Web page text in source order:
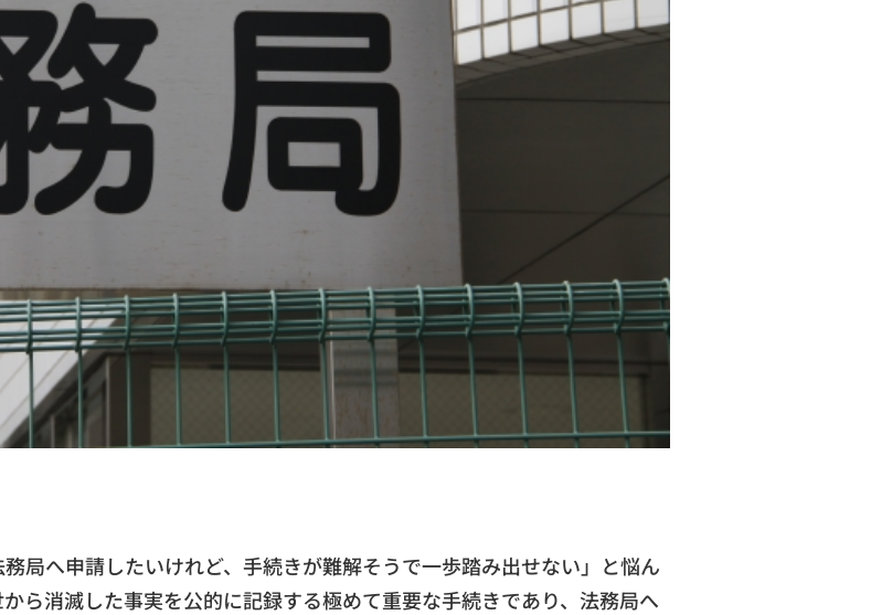
局へ申請したいけれど、手続きが難解そうで一歩踏み出せない」と悩ん
ら消滅した事実を公的に記録する極めて重要な手続きであり、法務局へ